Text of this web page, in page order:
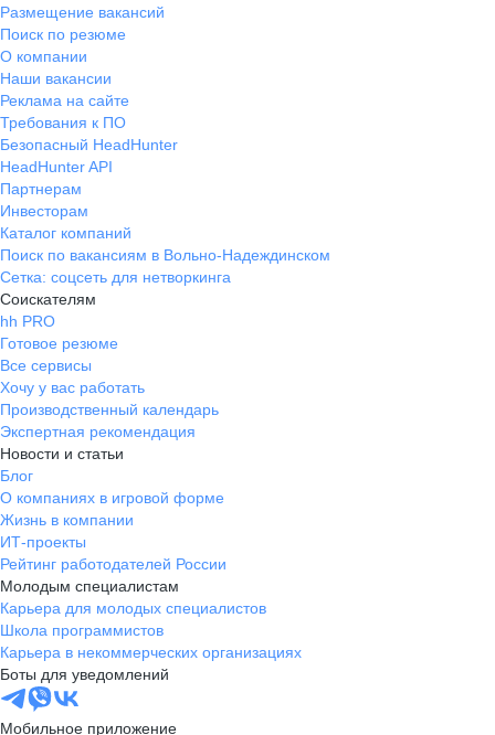
Размещение вакансий
Поиск по резюме
О компании
Наши вакансии
Реклама на сайте
Требования к ПО
Безопасный HeadHunter
HeadHunter API
Партнерам
Инвесторам
Каталог компаний
Поиск по вакансиям в Вольно-Надеждинском
Сетка: соцсеть для нетворкинга
Соискателям
hh PRO
Готовое резюме
Все сервисы
Хочу у вас работать
Производственный календарь
Экспертная рекомендация
Новости и статьи
Блог
О компаниях в игровой форме
Жизнь в компании
ИТ-проекты
Рейтинг работодателей России
Молодым специалистам
Карьера для молодых специалистов
Школа программистов
Карьера в некоммерческих организациях
Боты для уведомлений
Мобильное приложение